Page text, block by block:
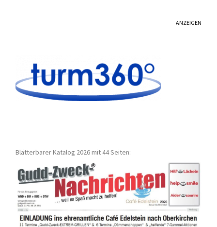
ANZEIGEN
Blätterbarer Katalog 2026 mit 44 Seiten: